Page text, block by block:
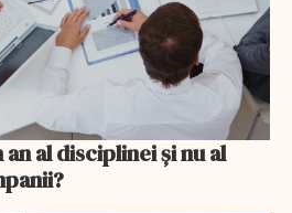
al disciplinei și nu al